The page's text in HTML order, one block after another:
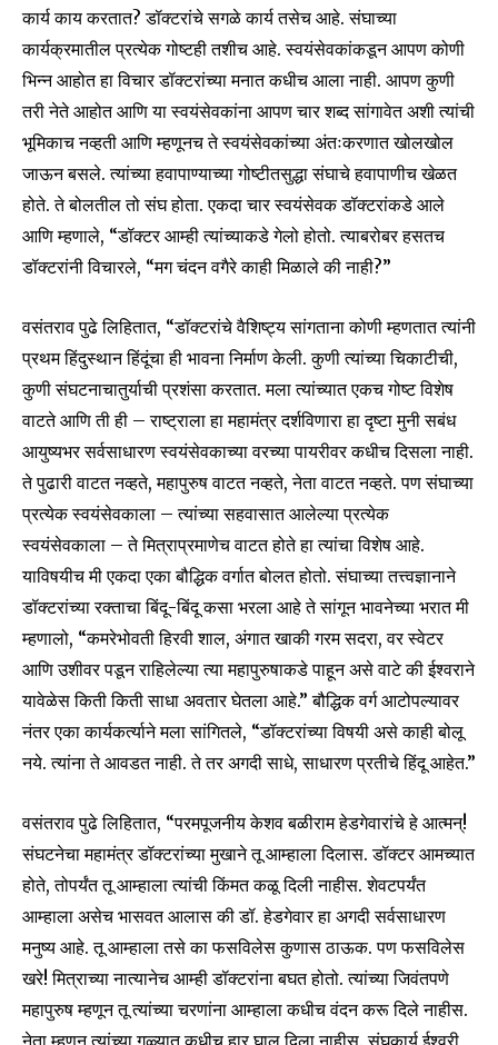
Join our community of
SUBSCRIBERS and be part of the
conversation.
To subscribe, simply enter your email address on our website
or click the subscribe button below. Don't worry, we respect
your privacy and won't spam your inbox. Your information is
safe with us.
SUBSCRIBE
I've read and accept thePrivacy Policy.
Fans Followers Followers
कार्य काय करतात? डॉक्टरांचे सगळे कार्य तसेच आहे. संघाच्या
कार्यक्रमातील प्रत्येक गोष्टही तशीच आहे. स्वयंसेवकांकडून आपण कोणी
भिन्न आहोत हा विचार डॉक्टरांच्या मनात कधीच आला नाही. आपण कुणी
तरी नेते आहोत आणि या स्वयंसेवकांना आपण चार शब्द सांगावेत अशी त्यांची
भूमिकाच नव्हती आणि म्हणूनच ते स्वयंसेवकांच्या अंतःकरणात खोलखोल
जाऊन बसले. त्यांच्या हवापाण्याच्या गोष्टीतसुद्धा संघाचे हवापाणीच खेळत
होते. ते बोलतील तो संघ होता. एकदा चार स्वयंसेवक डॉक्टरांकडे आले
आणि म्हणाले, “डॉक्टर आम्ही त्यांच्याकडे गेलो होतो. त्याबरोबर हसतच
डॉक्टरांनी विचारले, “मग चंदन वगैरे काही मिळाले की नाही?”
वसंतराव पुढे लिहितात, “डॉक्टरांचे वैशिष्ट्य सांगताना कोणी म्हणतात त्यांनी
प्रथम हिंदुस्थान हिंदूंचा ही भावना निर्माण केली. कुणी त्यांच्या चिकाटीची,
कुणी संघटनाचातुर्याची प्रशंसा करतात. मला त्यांच्यात एकच गोष्ट विशेष
वाटते आणि ती ही – राष्ट्राला हा महामंत्र दर्शविणारा हा दृष्टा मुनी सबंध
आयुष्यभर सर्वसाधारण स्वयंसेवकाच्या वरच्या पायरीवर कधीच दिसला नाही.
ते पुढारी वाटत नव्हते, महापुरुष वाटत नव्हते, नेता वाटत नव्हते. पण संघाच्या
प्रत्येक स्वयंसेवकाला – त्यांच्या सहवासात आलेल्या प्रत्येक
स्वयंसेवकाला – ते मित्राप्रमाणेच वाटत होते हा त्यांचा विशेष आहे.
याविषयीच मी एकदा एका बौद्धिक वर्गात बोलत होतो. संघाच्या तत्त्वज्ञानाने
डॉक्टरांच्या रक्ताचा बिंदू-बिंदू कसा भरला आहे ते सांगून भावनेच्या भरात मी
म्हणालो, “कमरेभोवती हिरवी शाल, अंगात खाकी गरम सदरा, वर स्वेटर
आणि उशीवर पडून राहिलेल्या त्या महापुरुषाकडे पाहून असे वाटे की ईश्वराने
यावेळेस किती किती साधा अवतार घेतला आहे.” बौद्धिक वर्ग आटोपल्यावर
नंतर एका कार्यकर्त्याने मला सांगितले, “डॉक्टरांच्या विषयी असे काही बोलू
नये. त्यांना ते आवडत नाही. ते तर अगदी साधे, साधारण प्रतीचे हिंदू आहेत.”
वसंतराव पुढे लिहितात, “परमपूजनीय केशव बळीराम हेडगेवारांचे हे आत्मन्!
संघटनेचा महामंत्र डॉक्टरांच्या मुखाने तू आम्हाला दिलास. डॉक्टर आमच्यात
होते, तोपर्यंत तू आम्हाला त्यांची किंमत कळू दिली नाहीस. शेवटपर्यंत
आम्हाला असेच भासवत आलास की डॉ. हेडगेवार हा अगदी सर्वसाधारण
मनुष्य आहे. तू आम्हाला तसे का फसविलेस कुणास ठाऊक. पण फसविलेस
खरे! मित्राच्या नात्यानेच आम्ही डॉक्टरांना बघत होतो. त्यांच्या जिवंतपणे
महापुरुष म्हणून तू त्यांच्या चरणांना आम्हाला कधीच वंदन करू दिले नाहीस.